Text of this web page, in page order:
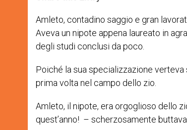
s
p
p
e
g
e
r
b
o
k
r
Amleto, contadino saggio e gran
Aveva un nipote appena laureato in
degli studi conclusi da poco.
Poiché la sua specializzazione
prima volta nel campo dello zio.
Amleto, il nipote, era orgoglioso dello
quest’anno! – scherzosamente